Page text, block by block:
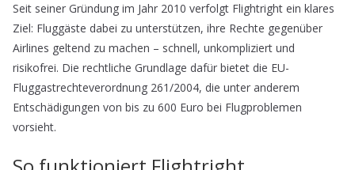
Seit seiner Gründung im Jahr 2010 verfolgt Flightright ein klares
Ziel: Fluggäste dabei zu unterstützen, ihre Rechte gegenüber
Airlines geltend zu machen – schnell, unkompliziert und
risikofrei. Die rechtliche Grundlage dafür bietet die EU-
Fluggastrechteverordnung 261/2004, die unter anderem
Entschädigungen von bis zu 600 Euro bei Flugproblemen
vorsieht.